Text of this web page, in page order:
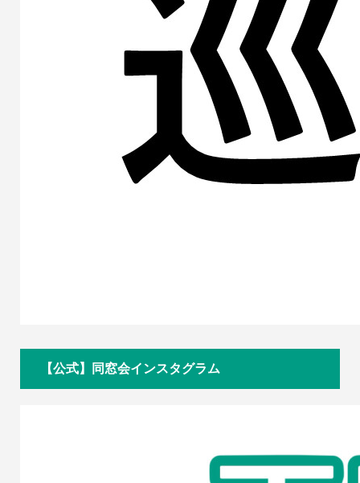
【公式】同窓会インスタグラム